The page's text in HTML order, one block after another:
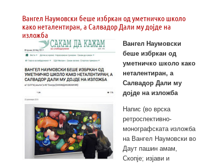
Вангел Наумовски беше избркан од уметничко школо
како неталентиран, а Салвадор Дали му дојде на
изложба
Вангел Наумовски
беше избркан од
уметничко школо како
неталентиран, а
Салвадор Дали му
дојде на изложба
Напис (во врска
ретроспективно-
монографската изложба
на Вангел Наумовски во
Даут пашин амам,
Скопје; изјави и